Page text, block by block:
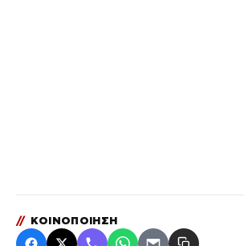
// ΚΟΙΝΟΠΟΙΗΣΗ